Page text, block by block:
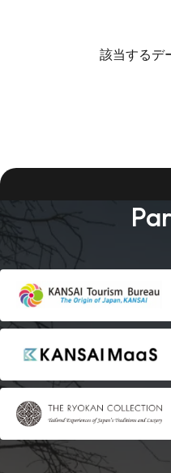
該当するデ